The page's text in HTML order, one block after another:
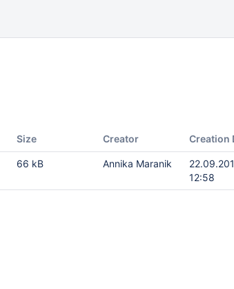
Size Creator Creation
66 kB Annika Maranik
12:58